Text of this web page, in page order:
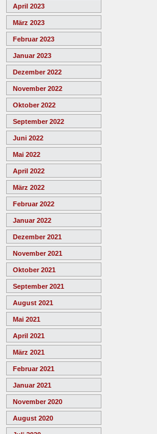
April 2023
März 2023
Februar 2023
Januar 2023
Dezember 2022
November 2022
Oktober 2022
September 2022
Juni 2022
Mai 2022
April 2022
März 2022
Februar 2022
Januar 2022
Dezember 2021
November 2021
Oktober 2021
September 2021
August 2021
Mai 2021
April 2021
März 2021
Februar 2021
Januar 2021
November 2020
August 2020